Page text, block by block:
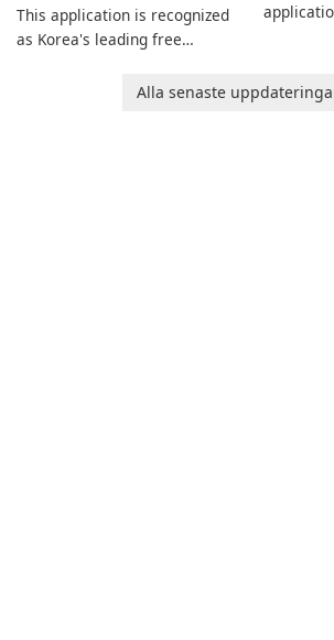
This application is recognized
as Korea's leading free
baby tracking, offering
users
Alla senaste